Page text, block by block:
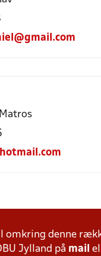
omkring denne
Jylland på mail